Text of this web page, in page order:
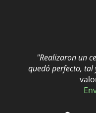
"Realizaron un
quedó perfecto,